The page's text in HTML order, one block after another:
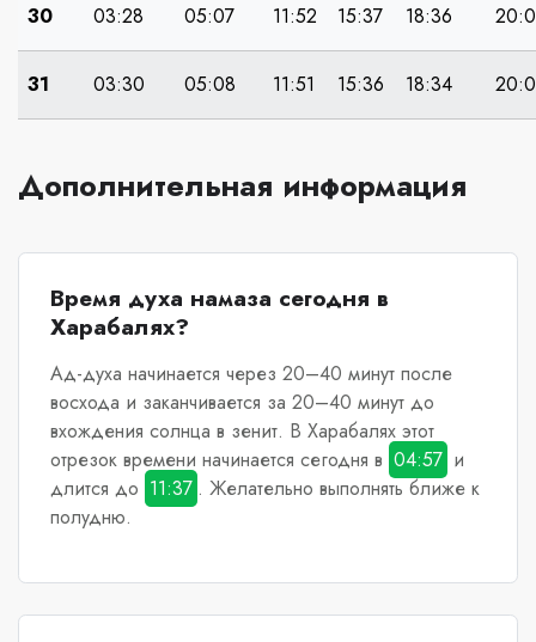
30 03:28 05:07 11:52 15:37 18:36
31 03:30 05:08 11:51 15:36 18:34
Дополнительная информация
Время духа намаза сегодня в
Харабалях?
Ад-духа начинается через 20–40 минут после
восхода и заканчивается за 20–40 минут до
вхождения солнца в зенит. В Харабаляхэтот
отрезок времени начинается сегодня в 04:57 и
длится до 11:37 . Желательно выполнять ближе к
полудню.